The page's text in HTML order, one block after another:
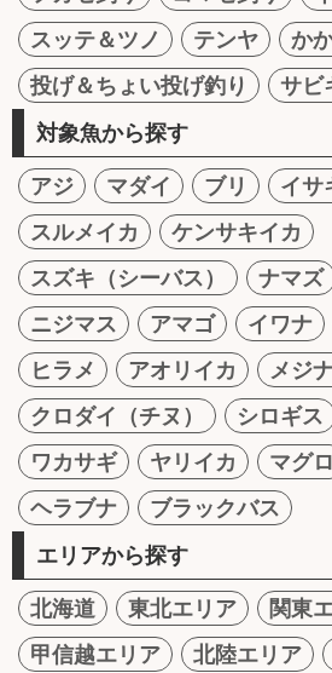
スッテ＆ツノ
テンヤ
か
投げ＆ちょい投げ釣り
サビ
対象魚から探す
アジ マダイ ブリ イサ
スルメイカ
ケンサキイカ
スズキ（シーバス）
ナマズ
ニジマス
アマゴ イワナ
ヒラメ
アオリイカ
メジ
クロダイ（チヌ）
シロギス
ワカサギ
ヤリイカ マグロ
ヘラブナ
ブラックバス
エリアから探す
北海道 東北エリア
関東
甲信越エリア
北陸エリア